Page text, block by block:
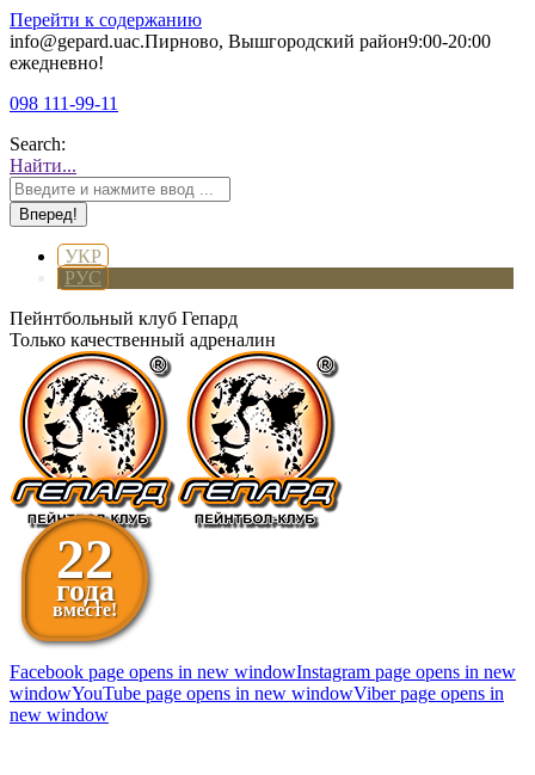
Перейти к содержанию
info@gepard.uaс.Пирново, Вышгородский район9:00-20:00
ежедневно!
098 111-99-11
Search:
Найти...
УКР
РУС
Пейнтбольный клуб Гепард
Только качественный адреналин
22
года
вместе!
Facebook page opens in new windowInstagram page opens in new
windowYouTube page opens in new windowViber page opens in
new window